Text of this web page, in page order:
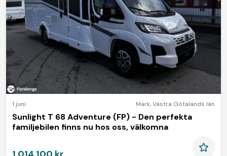
1 juni Mark,Västra Götalands län
Sunlight T 68 Adventure (FP) - Den perfekta
familjebilen finns nu hos oss, välkomna